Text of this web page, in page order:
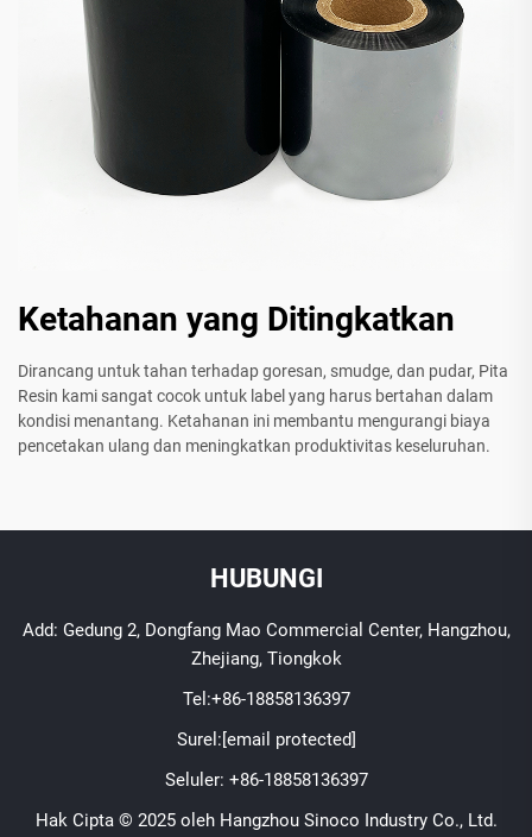
Ketahanan yang Ditingkatkan
Dirancang untuk tahan terhadap goresan, smudge, dan pudar, Pita
Resin kami sangat cocok untuk label yang harus bertahan dalam
kondisi menantang. Ketahanan ini membantu mengurangi biaya
pencetakan ulang dan meningkatkan produktivitas keseluruhan.
HUBUNGI
Add: Gedung 2, Dongfang Mao Commercial Center, Hangzhou,
Zhejiang, Tiongkok
Tel:+86-18858136397
Surel:[email protected]
Seluler: +86-18858136397
Hak Cipta © 2025 oleh Hangzhou Sinoco Industry Co., Ltd.